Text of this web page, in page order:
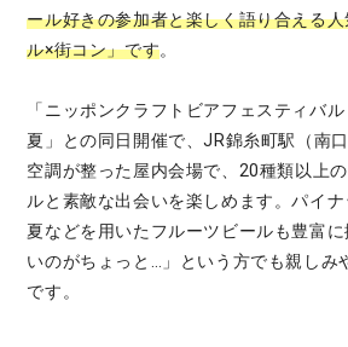
ール好きの参加者と楽しく語り合える
ル×街コン」です。
「ニッポンクラフトビアフェスティバ
夏」との同日開催で、JR錦糸町駅（南
空調が整った屋内会場で、20種類以上
ルと素敵な出会いを楽しめます。パイ
夏などを用いたフルーツビールも豊富
いのがちょっと…」という方でも親しみ
です。